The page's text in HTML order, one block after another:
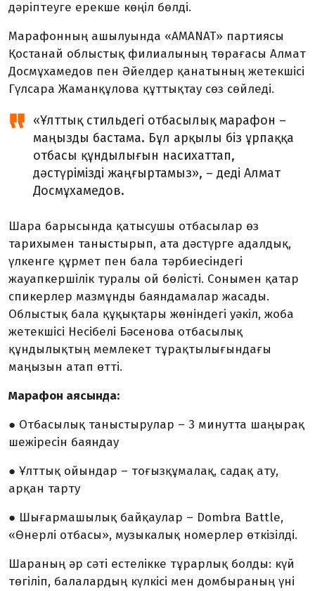
дәріптеуге ерекше көңіл бөлді.
Марафонның ашылуында «AMANAT» партиясы
Қостанай облыстық филиалының төрағасы Алмат
Досмұхамедов пен Әйелдер қанатының жетекшісі
Гүлсара Жаманқұлова құттықтау сөз сөйледі.
«Ұлттық стильдегі отбасылық мара­фон –
маңызды бастама. Бұл арқылы біз ұрпаққа
отбасы құндылығын насихаттап,
дәстүрімізді жаңғыртамыз», – деді Алмат
Досмұхамедов.
Шара барысында қатысушы отбасылар өз
тарихымен таныстырып, ата дәстүрге адалдық,
үлкенге құрмет пен бала тәр­бие­сіндегі
жауапкершілік туралы ой бөлісті. Сонымен қатар
спикерлер мазмұнды баян­дамалар жасады.
Облыстық бала құқықтары жөніндегі уәкіл, жоба
жетекшісі Несібелі Бәсенова отбасылық
құндылықтың мемлекет тұрақтылығындағы
маңызын атап өтті.
Марафон аясында:
● Отбасылық таныстырулар – 3 минутта шаңырақ
шежіресін баяндау
● Ұлттық ойындар – тоғызқұмалақ, садақ ату,
арқан тарту
● Шығармашылық байқаулар – Dombra Battle,
«Өнерлі отбасы», музыкалық номерлер өткізілді.
Шараның әр сәті естелікке тұрарлық болды: күй
төгіліп, балалардың күлкісі мен домбыраның үні